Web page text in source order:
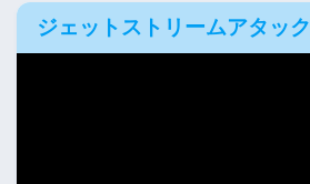
ジェットストリームアタック